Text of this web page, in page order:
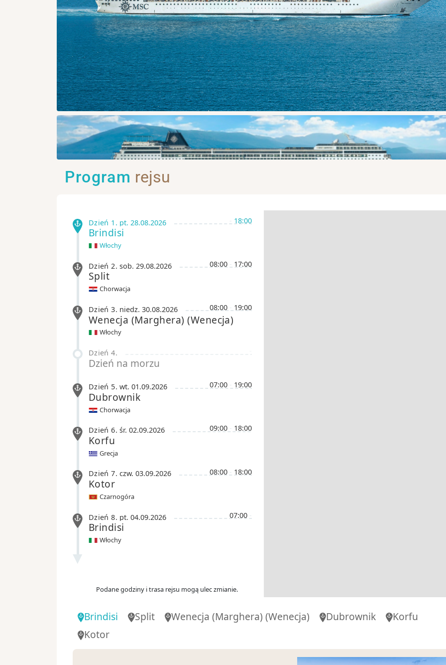
Program rejsu
- 18:00
Dzień 1 . pt. 28.08.2026
Brindisi
Włochy
08:00 - 17:00
Dzień 2. sob. 29.08.2026
Split
Chorwacja
08:00 - 19:00
Dzień 3. niedz. 30.08.2026
Wenecja (Marghera)(Wenecja)
Włochy
Dzień 4.
Dzień na morzu
07:00 - 19:00
Dzień 5. wt. 01.09.2026
Dubrownik
Chorwacja
09:00 - 18:00
Dzień 6. śr. 02.09.2026
Korfu
Grecja
08:00 - 18:00
Dzień 7. czw. 03.09.2026
Kotor
Czarnogóra
07:00 -
Dzień 8. pt. 04.09.2026
Brindisi
Włochy
Podane godziny i trasa rejsu mogą ulec zmianie.
Brindisi Split Wenecja (Marghera) (Wenecja) Dubrownik
Korfu
Kotor